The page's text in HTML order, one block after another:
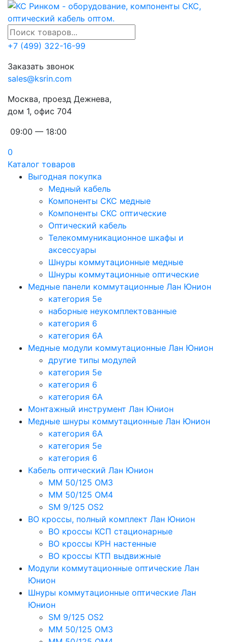
+7 (499) 322-16-99
Заказать звонок
sales@ksrin.com
Москва, проезд Дежнева,
дом 1, офис 704
09:00 — 18:00
0
Каталог товаров
Выгодная покупка
Медный кабель
Компоненты СКС медные
Компоненты СКС оптические
Оптический кабель
Телекоммуникационное шкафы и
аксессуары
Шнуры коммутационные медные
Шнуры коммутационные оптические
Медные панели коммутационные Лан Юнион
категория 5e
наборные неукомплектованные
категория 6
категория 6A
Медные модули коммутационные Лан Юнион
другие типы модулей
категория 5е
категория 6
категория 6A
Монтажный инструмент Лан Юнион
Медные шнуры коммутационные Лан Юнион
категория 6A
категория 5e
категория 6
Кабель оптический Лан Юнион
MM 50/125 OM3
MM 50/125 OM4
SM 9/125 OS2
ВО кроссы, полный комплект Лан Юнион
ВО кроссы КСП стационарные
ВО кроссы КРН настенные
ВО кроссы КТП выдвижные
Модули коммутационные оптические Лан
Юнион
Шнуры коммутационные оптические Лан
Юнион
SM 9/125 OS2
MM 50/125 OM3